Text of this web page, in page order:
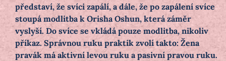
představí, že svíci zapálí, a dále, že po zapálení svíce
stoupá modlitba k Orisha Oshun, která záměr
vyslyší. Do svíce se vkládá pouze modlitba, nikoliv
příkaz. Správnou ruku praktik zvolí takto: Žena
pravák má aktivní levou ruku a pasivní pravou ruku.